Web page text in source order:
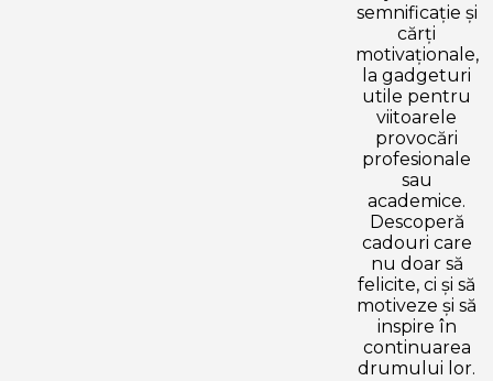
semnificație și
cărți
motivaționale,
la gadgeturi
utile pentru
viitoarele
provocări
profesionale
sau
academice.
Descoperă
cadouri care
nu doar să
felicite, ci și să
motiveze și să
inspire în
continuarea
drumului lor.